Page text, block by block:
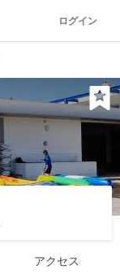
ログイン
アクセス